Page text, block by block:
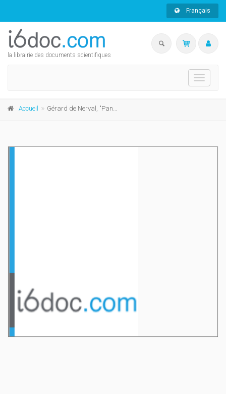
Français
la librairie des documents scientifiques
Toggle
Accueil Gérard de Nerval, "Pandora"